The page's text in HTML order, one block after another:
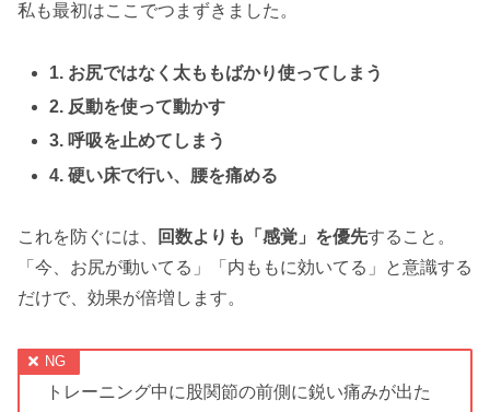
私も最初はここでつまずきました。
1. お尻ではなく太ももばかり使ってしまう
2. 反動を使って動かす
3. 呼吸を止めてしまう
4. 硬い床で行い、腰を痛める
これを防ぐには、 回数よりも「感覚」を優先すること。
「今、お尻が動いてる」「内ももに効いてる」と意識する
だけで、効果が倍増します。
トレーニング中に股関節の前側に鋭い痛みが出た